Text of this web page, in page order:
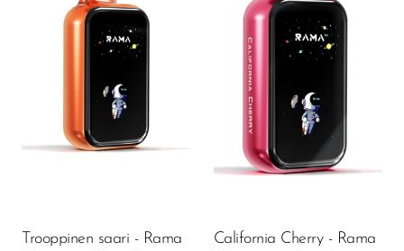
PYRO
REIGN BAR
Smarter AirPuffs
Trooppinen saari - Rama
California Cherry - Rama